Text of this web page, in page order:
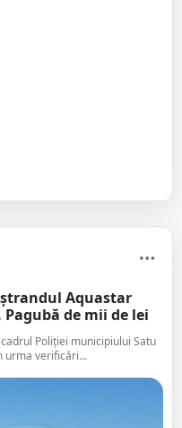
Aquastar
de mii de lei
Poliției municipiului Satu
urma verificări...